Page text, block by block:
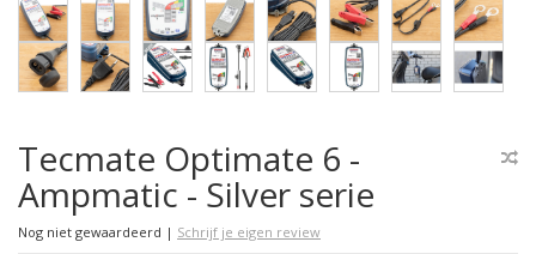
Tecmate Optimate 6 -
Ampmatic - Silver serie
Nog niet gewaardeerd | Schrijf je eigen review